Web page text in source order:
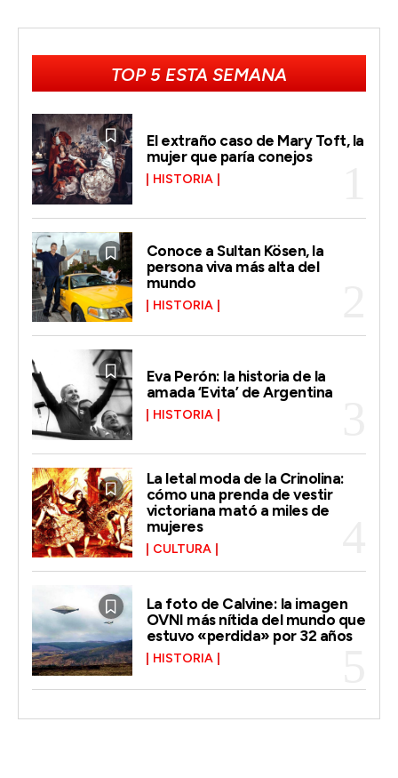
TOP 5 ESTA SEMANA
El extraño caso de Mary Toft, la
mujer que paría conejos
HISTORIA
Conoce a Sultan Kösen, la
persona viva más alta del
mundo
HISTORIA
Eva Perón: la historia de la
amada ‘Evita’ de Argentina
HISTORIA
La letal moda de la Crinolina:
cómo una prenda de vestir
victoriana mató a miles de
mujeres
CULTURA
La foto de Calvine: la imagen
OVNI más nítida del mundo que
estuvo «perdida» por 32 años
HISTORIA